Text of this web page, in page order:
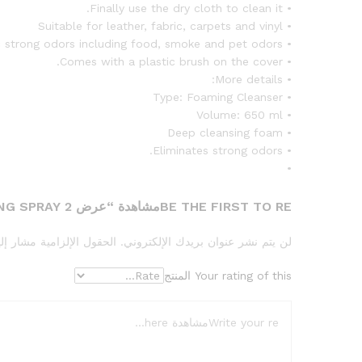
• Finally use the dry cloth to clean it.
• Suitable for leather, fabric, carpets and vinyl
• Eliminates strong odors including food, smoke and pet odors.
• Comes with a plastic brush on the cover.
• More details:
• Type: Foaming Cleanser
• Volume: 650 ml
• Deep cleansing foam
• Eliminates strong odors.
•
BE THE FIRST TO REمشاهدة “عرض 2 FOAM CLEANING SPRAY سبراي تنظيف الفوم”
لن يتم نشر عنوان بريدك الإلكتروني. الحقول الإلزامية مشار
Your rating of this المنتج